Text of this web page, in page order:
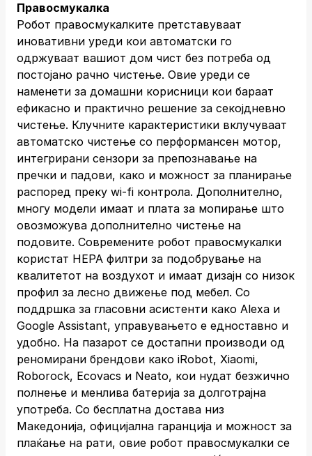
Правосмукалка
Робот правосмукалките претставуваат
иновативни уреди кои автоматски го
одржуваат вашиот дом чист без потреба од
постојано рачно чистење. Овие уреди се
наменети за домашни корисници кои бараат
ефикасно и практично решение за секојдневно
чистење. Клучните карактеристики вклучуваат
автоматско чистење со перформансен мотор,
интегрирани сензори за препознавање на
пречки и падови, како и можност за планирање
распоред преку wi-fi контрола. Дополнително,
многу модели имаат и плата за мопирање што
овозможува дополнително чистење на
подовите. Современите робот правосмукалки
користат HEPA филтри за подобрување на
квалитетот на воздухот и имаат дизајн со низок
профил за лесно движење под мебел. Со
поддршка за гласовни асистенти како Alexa и
Google Assistant, управувањето е едноставно и
удобно. На пазарот се достапни производи од
реномирани брендови како iRobot, Xiaomi,
Roborock, Ecovacs и Neato, кои нудат безжично
полнење и менлива батерија за долготрајна
употреба. Со бесплатна достава низ
Македонија, официјална гаранција и можност за
плаќање на рати, овие робот правосмукалки се